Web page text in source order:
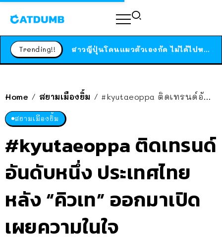
Trending!! ได้เวลาเด็กหนวดรวมตัว RF Online Next เปิดให้เล่นแล้ว เกม Sci-Fi MMORPG ระดับตำนาน เล่นได้ทั้งมือถือและ PC
สาวญี่ปุ่นโดนแมวตัวเองกัด ไม่ได้ไปหาหมอตั้งแต่เนิ่นๆ สุดท้ายขาบวม กลายเป็นโรคเนื้อเน่า เตือนทาสแมวทั้งหลายให้ระวัง
Home / สยามเมืองยิ้ม / #kyutaeoppa ติดเทรนด์อันดับหนึ่ง ประเทศไทย หลัง “คิวเท” ออกมาเปิดเผยความในใจ
สยามเมืองยิ้ม
#kyutaeoppa ติดเทรนด์
อันดับหนึ่ง ประเทศไทย
หลัง “คิวเท” ออกมาเปิด
เผยความในใจ